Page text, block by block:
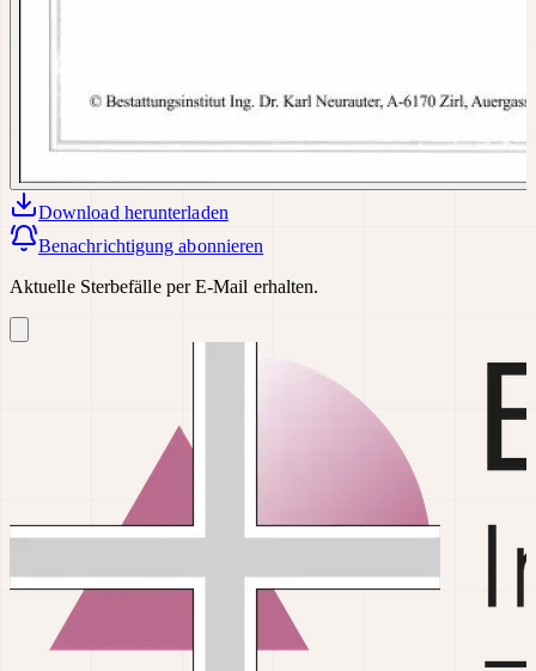
Download herunterladen
Benachrichtigung abonnieren
Aktuelle Sterbefälle per E-Mail erhalten.